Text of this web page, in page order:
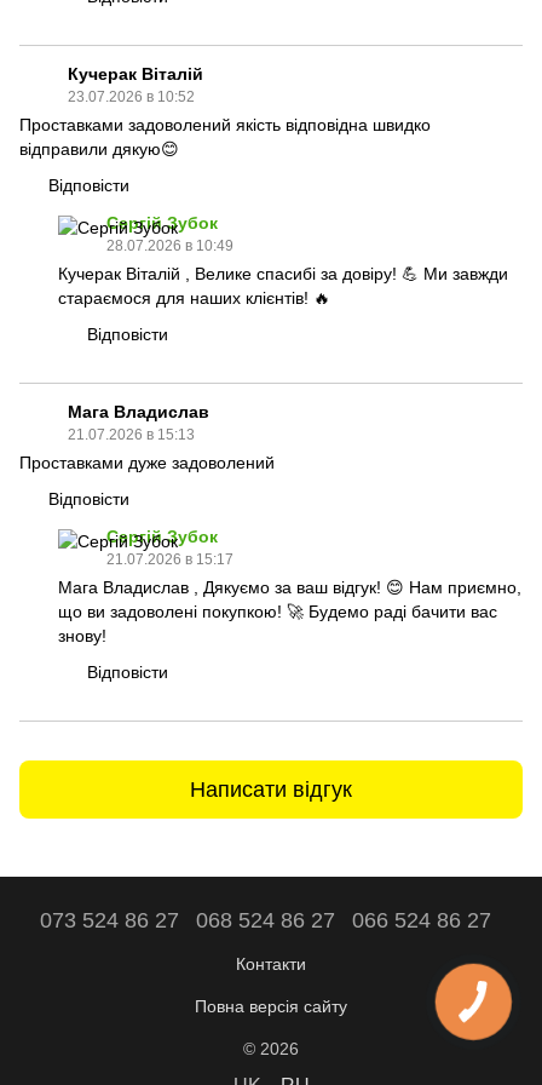
Кучерак Віталій
23.07.2026 в 10:52
Проставками задоволений якість відповідна швидко
відправили дякую😊
Відповісти
Сергій Зубок
28.07.2026 в 10:49
Кучерак Віталій , Велике спасибі за довіру! 💪 Ми завжди
стараємося для наших клієнтів! 🔥
Відповісти
Мага Владислав
21.07.2026 в 15:13
Проставками дуже задоволений
Відповісти
Сергій Зубок
21.07.2026 в 15:17
Мага Владислав , Дякуємо за ваш відгук! 😊 Нам приємно,
що ви задоволені покупкою! 🚀 Будемо раді бачити вас
знову!
Відповісти
Написати відгук
073 524 86 27 068 524 86 27 066 524 86 27
Контакти
Повна версія сайту
© 2026